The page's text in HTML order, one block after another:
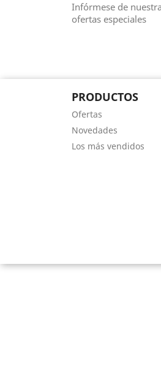
Infórmese de
ofertas especiales
PRODUCTOS
Ofertas
Novedades
Los más vendidos